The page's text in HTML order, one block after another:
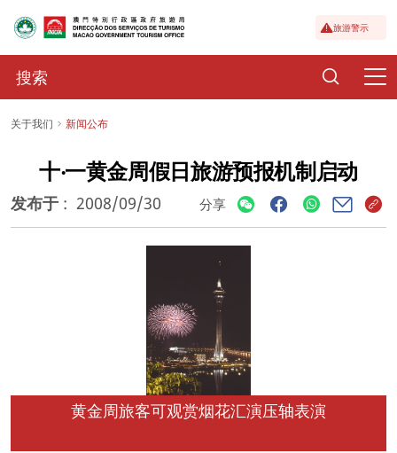
旅游警示
关于我们 新闻公布
十‧一黄金周假日旅游预报机制启动
发布于 : 2008/09/30 分享
黄金周旅客可观赏烟花汇演压轴表演